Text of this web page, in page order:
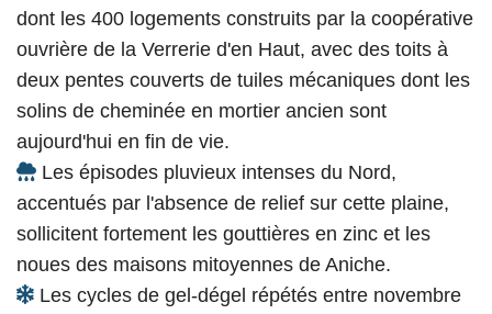
dont les 400 logements construits par la coopérative
ouvrière de la Verrerie d'en Haut, avec des toits à
deux pentes couverts de tuiles mécaniques dont les
solins de cheminée en mortier ancien sont
aujourd'hui en fin de vie.
Les épisodes pluvieux intenses du Nord,
accentués par l'absence de relief sur cette plaine,
sollicitent fortement les gouttières en zinc et les
noues des maisons mitoyennes de Aniche.
Les cycles de gel-dégel répétés entre novembre